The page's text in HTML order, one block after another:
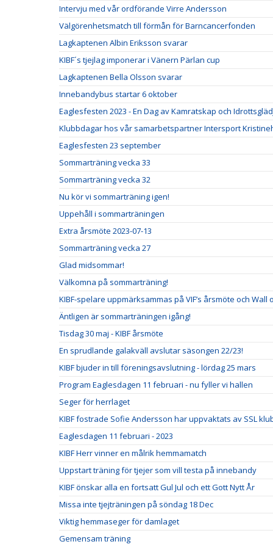
Intervju med vår ordförande Virre Andersson
Välgörenhetsmatch till förmån för Barncancerfonden
Lagkaptenen Albin Eriksson svarar
KIBF´s tjejlag imponerar i Vänern Pärlan cup
Lagkaptenen Bella Olsson svarar
Innebandybus startar 6 oktober
Eaglesfesten 2023 - En Dag av Kamratskap och
Klubbdagar hos vår samarbetspartner Intersport
Eaglesfesten 23 september
Sommarträning vecka 33
Sommarträning vecka 32
Nu kör vi sommarträning igen!
Uppehåll i sommarträningen
Extra årsmöte 2023-07-13
Sommarträning vecka 27
Glad midsommar!
Välkomna på sommarträning!
KIBF-spelare uppmärksammas på VIF’s årsmöte och Wall
Äntligen är sommarträningen igång!
Tisdag 30 maj - KIBF årsmöte
En sprudlande galakväll avslutar säsongen 22/23!
KIBF bjuder in till föreningsavslutning - lördag 25 mars
Program Eaglesdagen 11 februari - nu fyller vi hallen
Seger för herrlaget
KIBF fostrade Sofie Andersson har uppvaktats av SSL
Eaglesdagen 11 februari - 2023
KIBF Herr vinner en målrik hemmamatch
Uppstart träning för tjejer som vill testa på innebandy
KIBF önskar alla en fortsatt Gul Jul och ett Gott Nytt År
Missa inte tjejträningen på söndag 18 Dec
Viktig hemmaseger för damlaget
Gemensam träning